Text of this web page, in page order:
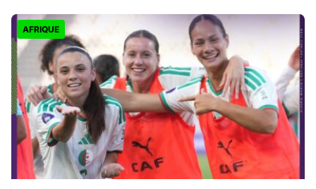
AFRIQUE